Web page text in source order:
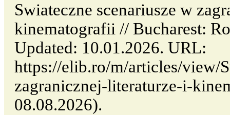
Swiateczne scenariusze w
kinematografii // Bucharest:
Updated: 10.01.2026. URL:
https://elib.ro/m/articles/view/
zagranicznej-literaturze-i-
08.08.2026).